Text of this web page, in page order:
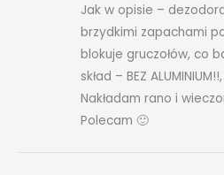
Jak w opisie –
brzydkimi zapachami
blokuje gruczołów, co
skład – BEZ
Nakładam rano i
Polecam 🙂